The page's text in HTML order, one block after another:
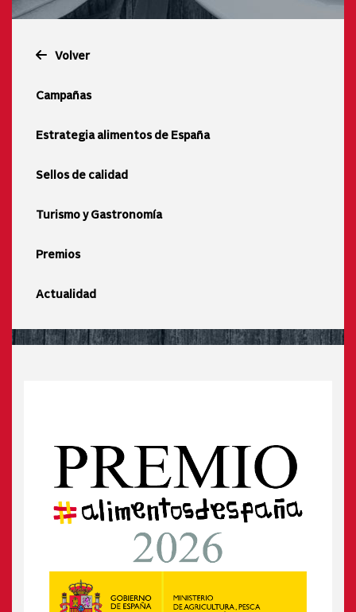
Volver
Campañas
Estrategia alimentos de España
Sellos de calidad
Turismo y Gastronomía
Premios
Actualidad